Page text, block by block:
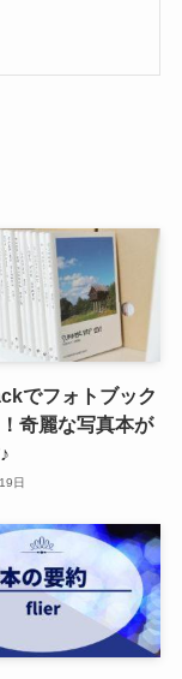
でフォトブック
奇麗な写真本が
日